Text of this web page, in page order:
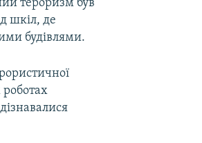
тероризм був
шкіл, де
будівлями.